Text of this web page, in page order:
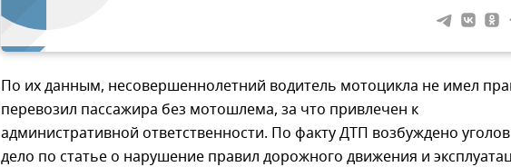
По их данным, несовершеннолетний водитель мотоцикла не имел
перевозил пассажира без мотошлема, за что привлечен к
административной ответственности. По факту ДТП возбуждено
дело по статье о нарушение правил дорожного движения и